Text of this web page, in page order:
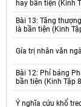
hay bần tiện (Kinh
Bài 13: Tăng
là bần tiện (Kinh
Gía trị nhân văn
Bài 12: Phỉ báng
bần tiện (Kinh Tập
Ý nghĩa cứu khổ